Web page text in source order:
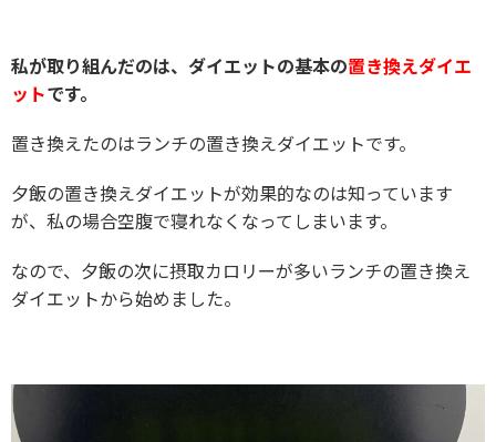
私が取り組んだのは、ダイエットの基本の置き換えダイエ
ットです。
置き換えたのはランチの置き換えダイエットです。
夕飯の置き換えダイエットが効果的なのは知っています
が、私の場合空腹で寝れなくなってしまいます。
なので、夕飯の次に摂取カロリーが多いランチの置き換え
ダイエットから始めました。